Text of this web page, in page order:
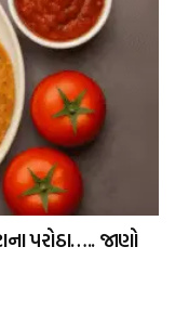
પરોઠા….. જાણો